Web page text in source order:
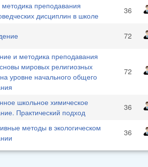
преподавания
дисциплин в школе
36
72
и методика преподавания
мировых религиозных
на уровне начального общего
72
школьное химическое
Практический подход
36
методы в экологическом
36